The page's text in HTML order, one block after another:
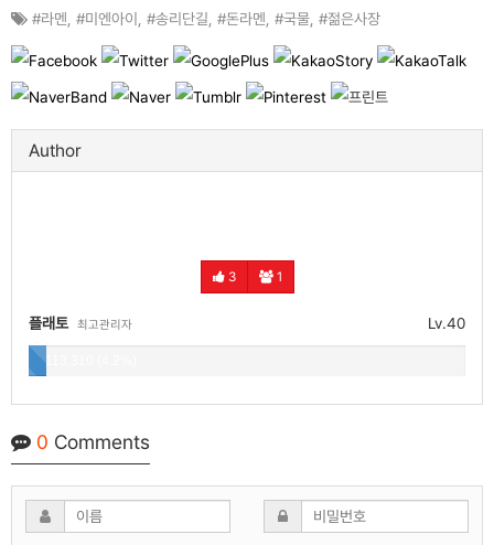
#라멘 #미엔아이 #송리단길 #돈라멘 #국물 #젊은사장
Author
3 1
Lv.40
플래토 최고관리자
113,310 (4.2%)
0 Comments